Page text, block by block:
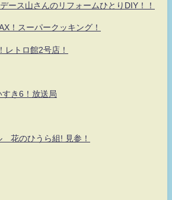
ース山さんのリフォームひとりDIY！！
！スーパークッキング！
レトロ館2号店！
き6！放送局
花のひうら組! 見参！